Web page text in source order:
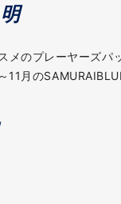
メのプレーヤーズパ
11月の